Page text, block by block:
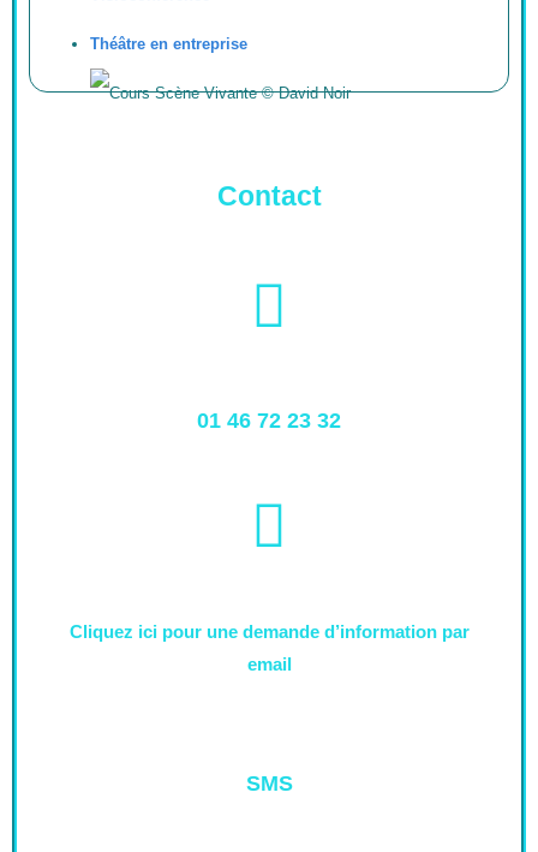
Théâtre en entreprise
Contact
01 46 72 23 32
Cliquez ici pour une demande d’information par
email
SMS